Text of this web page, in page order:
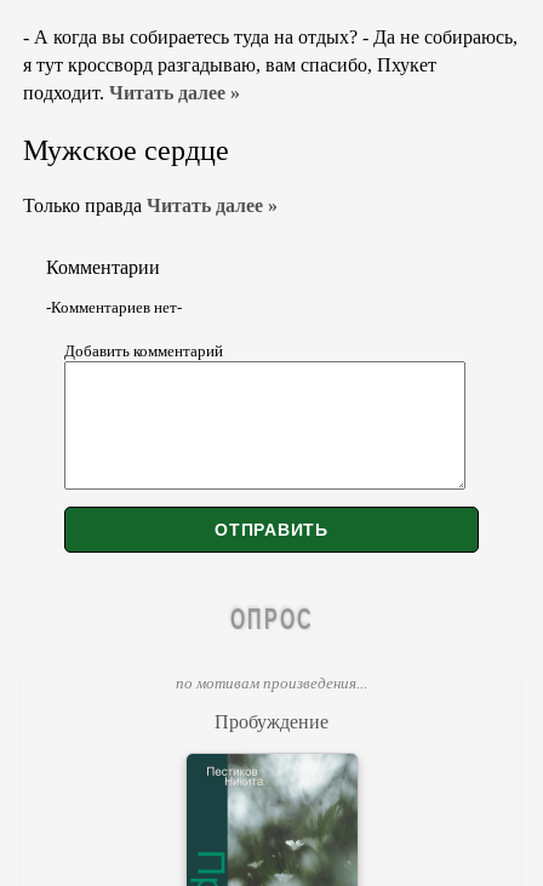
- А когда вы собираетесь туда на отдых? - Да не собираюсь,
я тут кроссворд разгадываю, вам спасибо, Пхукет
подходит. Читать далее »
Мужское сердце
Только правда Читать далее »
Комментарии
-Комментариев нет-
Добавить комментарий
ОПРОС
по мотивам произведения...
Пробуждение